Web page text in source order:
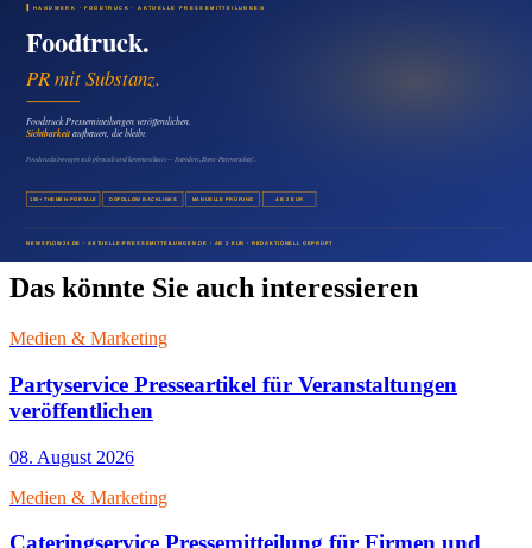
Das könnte Sie auch interessieren
Medien & Marketing
Partyservice Presseartikel für Veranstaltungen
veröffentlichen
08. August 2026
Medien & Marketing
Cateringservice Pressemitteilung für Firmen und